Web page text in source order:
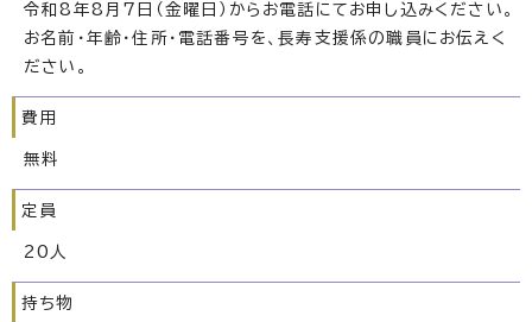
令和8年8月7日（金曜日）からお電話にてお申し込みください。
お名前・年齢・住所・電話番号を、長寿支援係の職員にお伝えく
ださい。
費用
無料
定員
20人
持ち物